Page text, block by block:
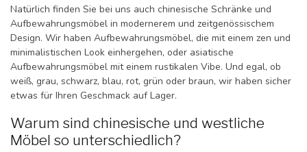
Natürlich finden Sie bei uns auch chinesische Schränke und
Aufbewahrungsmöbel in modernerem und zeitgenössischem
Design. Wir haben Aufbewahrungsmöbel, die mit einem zen und
minimalistischen Look einhergehen, oder asiatische
Aufbewahrungsmöbel mit einem rustikalen Vibe. Und egal, ob
weiß, grau, schwarz, blau, rot, grün oder braun, wir haben sicher
etwas für Ihren Geschmack auf Lager.
Warum sind chinesische und westliche
Möbel so unterschiedlich?